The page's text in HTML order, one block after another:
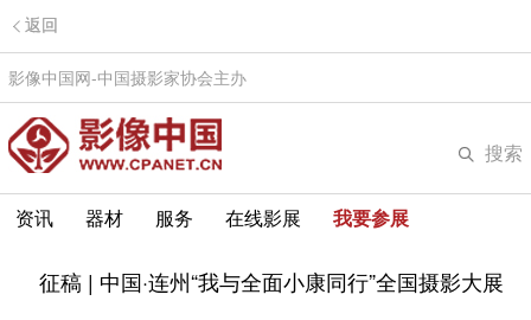
返回
影像中国网-中国摄影家协会主办
搜索
资讯 器材 服务 在线影展 我要参展
征稿 | 中国·连州“我与全面小康同行”全国摄影大展